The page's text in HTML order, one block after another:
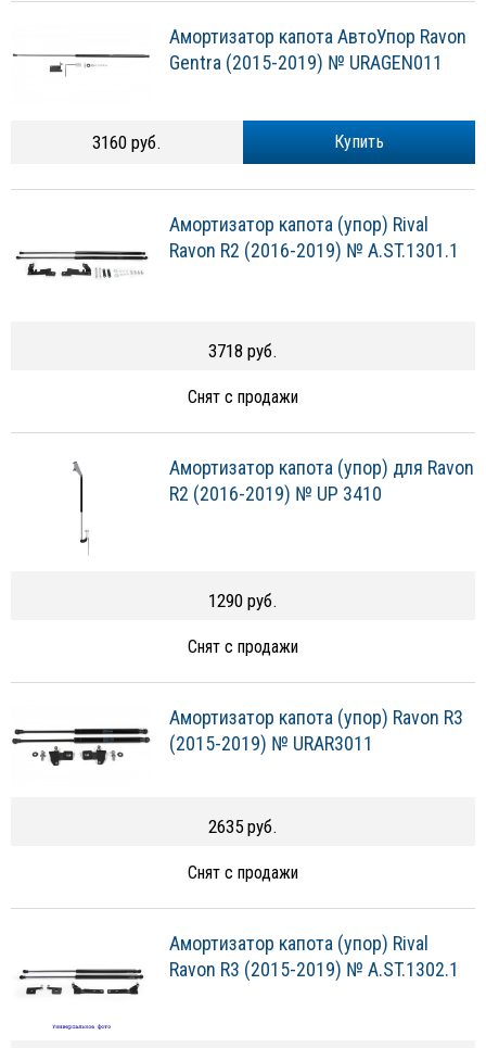
Амортизатор капота АвтоУпор Ravon
Gentra (2015-2019) № URAGEN011
Купить
3160 руб.
Амортизатор капота (упор) Rival
Ravon R2 (2016-2019) № A.ST.1301.1
3718 руб.
Снят с продажи
Амортизатор капота (упор) для Ravon
R2 (2016-2019) № UP 3410
1290 руб.
Снят с продажи
Амортизатор капота (упор) Ravon R3
(2015-2019) № URAR3011
2635 руб.
Снят с продажи
Амортизатор капота (упор) Rival
Ravon R3 (2015-2019) № A.ST.1302.1